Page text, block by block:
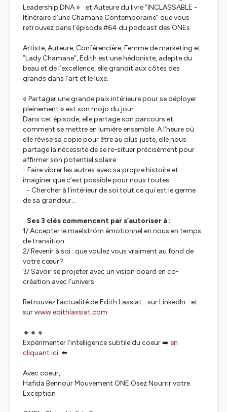
Leadership DNA » et Auteure du livre ”INCLASSABLE -
Itinéraire d’une Chamane Contemporaine”que vous
retrouvez dans l’épisode #64 du podcast des ONEs
Artiste, Auteure, Conférencière, Femme de marketing et
”Lady Chamane”, Edith est une hédoniste, adepte du
beau et de l’excellence, elle grandit aux côtés des
grands dans l’art et le luxe.
« Partager une grande paix intérieure pour se déployer
pleinement » est son mojo du jour.
Dans cet épisode, elle partage son parcours et
comment se mettre en lumière ensemble. A l’heure où
elle révise sa copie pour être au plus juste, elle nous
partage la nécessité de se re-situer précisément pour
affirmer son potentiel solaire.
- Faire vibrer les autres avec sa propre histoire et
imaginer que c’est possible pour nous toutes.
- Chercher à l’intérieur de soi tout ce qui est le germe
de sa grandeur...
Ses 3 clés commencent par s’autoriser à :
1/ Accepter le maelström émotionnel en nous en temps
de transition
2/ Revenir à soi : que voulez vous vraiment au fond de
votre cœur?
3/ Savoir se projeter avec un vision board en co-
création avec l’univers
Retrouvez l’actualité de Edith Lassiat sur LinkedIn et
surwww.edithlassiat.com
🔸🔸🔸
Expérimenter l’intelligence subtile du coeur ➡️ en
cliquant ici ⬅️
Avec coeur,
Hafida Bennour Mouvement ONE Osez Nourrir votre
Exception